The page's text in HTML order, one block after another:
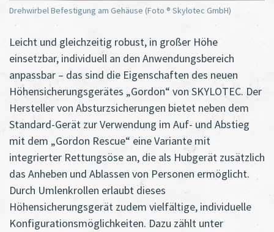
Drehwirbel Befestigung am Gehäuse (Foto ® Skylotec GmbH)
Leicht und gleichzeitig robust, in großer Höhe
einsetzbar, individuell an den Anwendungsbereich
anpassbar – das sind die Eigenschaften des neuen
Höhensicherungsgerätes „Gordon“ von SKYLOTEC. Der
Hersteller von Absturzsicherungen bietet neben dem
Standard-Gerät zur Verwendung im Auf- und Abstieg
mit dem „Gordon Rescue“ eine Variante mit
integrierter Rettungsöse an, die als Hubgerät zusätzlich
das Anheben und Ablassen von Personen ermöglicht.
Durch Umlenkrollen erlaubt dieses
Höhensicherungsgerät zudem vielfältige, individuelle
Konfigurationsmöglichkeiten. Dazu zählt unter